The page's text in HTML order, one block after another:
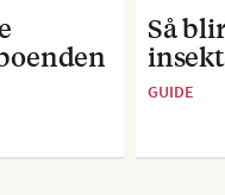
Så
GUIDE